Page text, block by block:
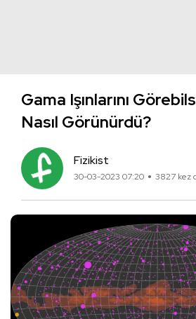
Gama Işınlarını
Nasıl Görünürdü?
Fizikist
30-03-2023 07:20 3827 kez